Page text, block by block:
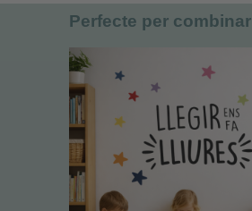
Perfecte per combinar